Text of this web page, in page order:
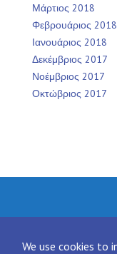
Μάρτιος 2018
Φεβρουάριος 2018
Ιανουάριος 2018
Δεκέμβριος 2017
Νοέμβριος 2017
Οκτώβριος 2017